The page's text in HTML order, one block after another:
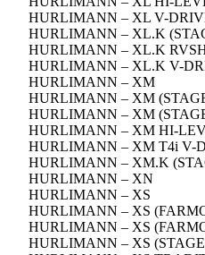
HURLIMANN – XL V-
HURLIMANN – XL.K
HURLIMANN – XL.K
HURLIMANN – XL.K V-
HURLIMANN – XM
HURLIMANN – XM
HURLIMANN – XM
HURLIMANN – XM HI-
HURLIMANN – XM T4i V-
HURLIMANN – XM.K
HURLIMANN – XN
HURLIMANN – XS
HURLIMANN – XS
HURLIMANN – XS
HURLIMANN – XS